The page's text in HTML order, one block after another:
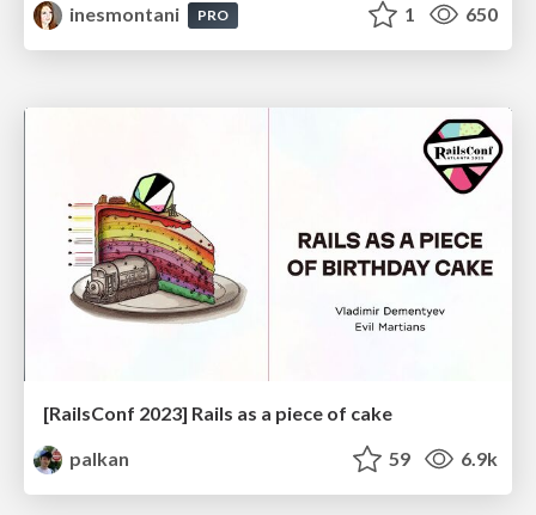
inesmontani
PRO 1 650
[RailsConf 2023] Rails as a piece of cake
palkan
59 6.9k